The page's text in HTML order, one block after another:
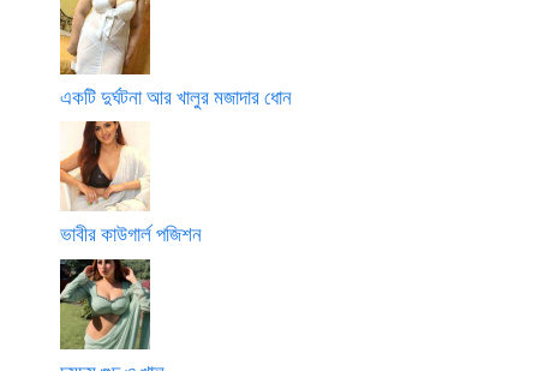
একটি দুর্ঘটনা আর খালুর মজাদার ধোন
ভাবীর কাউগার্ল পজিশন